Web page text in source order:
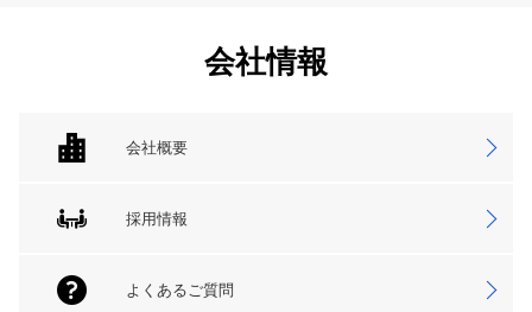
会社情報
会社概要
採用情報
よくあるご質問